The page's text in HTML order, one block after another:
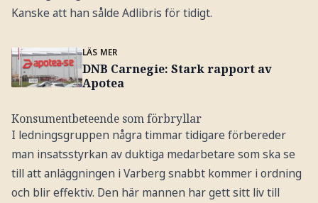
Kanske att han sålde Adlibris för tidigt.
LÄS MER
DNB Carnegie: Stark rapport av
Apotea
Konsumentbeteende som förbryllar
I ledningsgruppen några timmar tidigare förbereder
man insatsstyrkan av duktiga medarbetare som ska se
till att anläggningen i Varberg snabbt kommer i ordning
och blir effektiv. Den här mannen har gett sitt liv till